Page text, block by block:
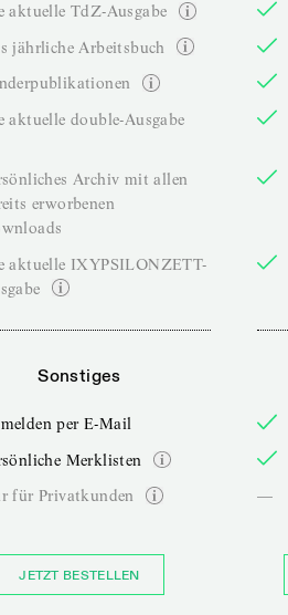
aktuelle TdZ-Ausgabe
jährliche Arbeitsbuch
aktuelle double-Ausgabe
Archiv mit allen
erworbenen
aktuelle IXYPSILONZETT-
Sonstiges
per E-Mail
Merklisten
für Privatkunden
JETZT BESTELLEN
—